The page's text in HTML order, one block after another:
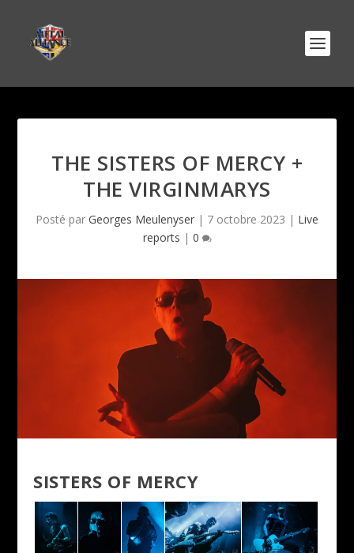
THE SISTERS OF MERCY +
THE VIRGINMARYS
Posté par Georges Meulenyser | 7 octobre 2023 | Live
reports | 0
SISTERS OF MERCY